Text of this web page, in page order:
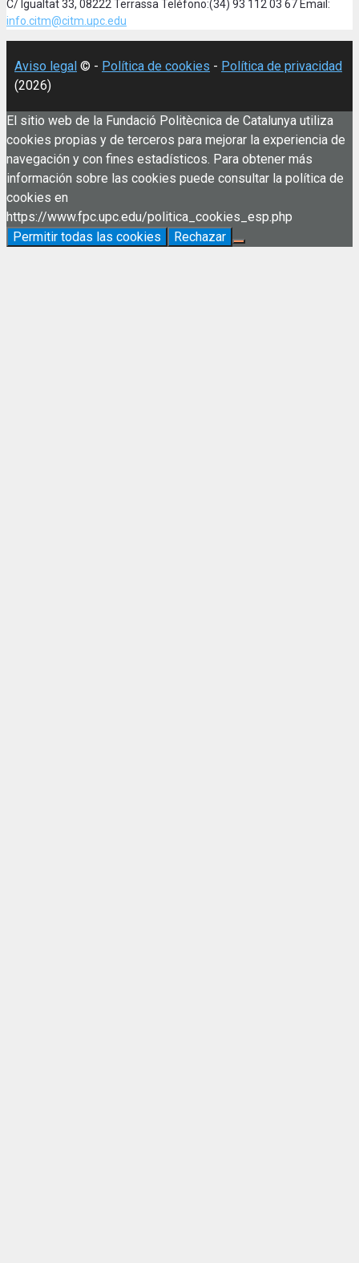
C/ Igualtat 33, 08222 Terrassa Teléfono:(34) 93 112 03 67 Email:
info.citm@citm.upc.edu
Aviso legal © - Política de cookies - Política de privacidad
(2026)
El sitio web de la Fundació Politècnica de Catalunya utiliza
cookies propias y de terceros para mejorar la experiencia de
navegación y con fines estadísticos. Para obtener más
información sobre las cookies puede consultar la política de
cookies en
https://www.fpc.upc.edu/politica_cookies_esp.php
Permitir todas las cookies
Rechazar